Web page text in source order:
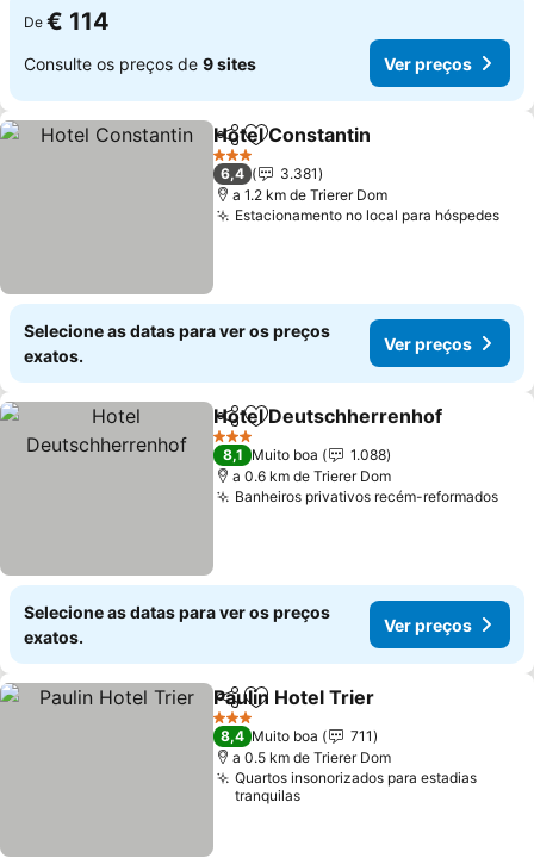
De € 114
Consulte os preços de 9 sites Ver preços
PartilharAdicionar aos favoritos
Hotel Constantin
3 Estrelas
6,4
3.381
a 1.2 km de Trierer Dom
Estacionamento no local para hóspedes
Selecione as datas para ver os preços
exatos.
Ver preços
PartilharAdicionar aos favoritos
Hotel Deutschherrenhof
3 Estrelas
8,1 Muito boa
1.088
a 0.6 km de Trierer Dom
Banheiros privativos recém-reformadosVer
Selecione as datas para ver os preços
exatos.
Ver preços
PartilharAdicionar aos favoritos
Paulin Hotel Trier
3 Estrelas
8,4 Muito boa
711
a 0.5 km de Trierer Dom
Quartos insonorizados para estadias
tranquilas